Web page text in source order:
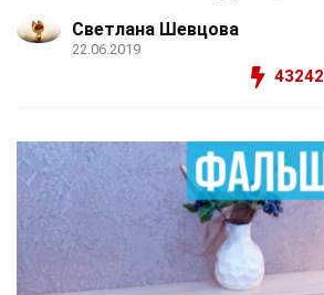
Светлана Шевцова
22.06.2019
43242